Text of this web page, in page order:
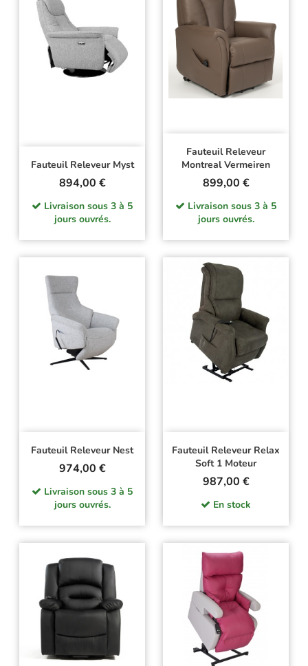
Fauteuil Releveur Myst
Prix
894,00 €
Livraison sous 3 à 5
jours ouvrés.
Fauteuil Releveur
Montreal Vermeiren
Prix
899,00 €
Livraison sous 3 à 5
jours ouvrés.
Fauteuil Releveur Nest
Prix
974,00 €
Livraison sous 3 à 5
jours ouvrés.
Fauteuil Releveur Relax
Soft 1 Moteur
Prix
987,00 €
En stock